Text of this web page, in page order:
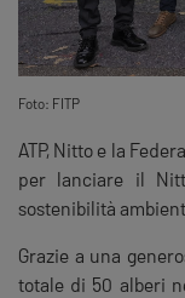
Foto: FITP
ATP, Nitto e la
per lanciare il
sostenibilità
Grazie a una
totale di 50 alberi